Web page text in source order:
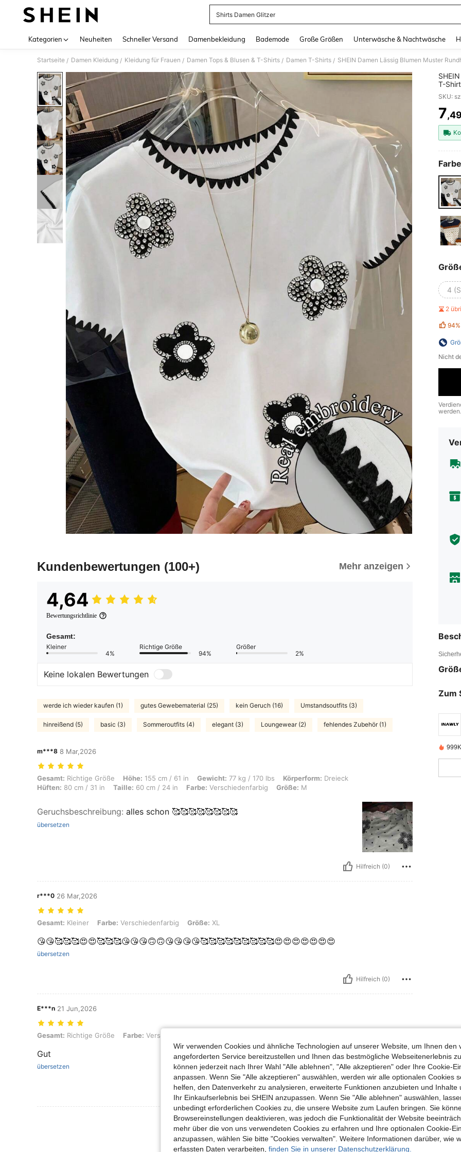
Shirts Damen Glitzer
Kategorien Neuheiten Schneller Versand Damenbekleidung Bademode Große Größen Unterwäsche & Nachtwäsche
Startseite / Damen Kleidung / Kleidung für Frauen / Damen Tops & Blusen & T-Shirts / Damen T-Shirts / SHEIN Damen Lässig Blumen Muster
Kundenbewertungen (100+) Mehr anzeigen
4,64
Bewertungsrichtlinie
Gesamt:
Kleiner
4%
Richtige Größe
94%
Größer
2%
Keine lokalen Bewertungen
werde ich wieder kaufen (1) gutes Gewebematerial (25) kein Geruch (16) Umstandsoutfits (3)
hinreißend (5) basic (3) Sommeroutfits (4) elegant (3) Loungewear (2) fehlendes Zubehör (1)
m***8 8 Mar,2026
Gesamt: Richtige Größe, Höhe: 155 cm / 61 in, Gewicht: 77 kg / 170 lbs, Körperform: Dreieck, Hüften: 80 cm / 31 in, Taille: 60 cm / 24 in, Farbe:
Gesamt: Richtige Größe Höhe: 155 cm / 61 in Gewicht: 77 kg / 170 lbs Körperform: Dreieck
Hüften: 80 cm / 31 in Taille: 60 cm / 24 in Farbe: Verschiedenfarbig Größe: M
Geruchsbeschreibung: alles schon 🥰🥰🥰🥰🥰🥰🥰🥰
übersetzen
Hilfreich (0)
r***0 26 Mar,2026
Gesamt: Kleiner, Farbe: Verschiedenfarbig, Größe: XL
Gesamt: Kleiner Farbe: Verschiedenfarbig Größe: XL
😘😘🥰🥰🥰😍😍🥰🥰🥰😘😘😘🙃🙃😘😘😘😘🥰🥰🥰🥰🥰🥰🥰🥰🥰😍😍😍😍😍😍😍
übersetzen
Hilfreich (0)
E***n 21 Jun,2026
Gesamt: Richtige Größe, Farbe: Verschiedenfarbig, Größe: S
Gesamt: Richtige Größe Farbe: Verschiedenfarbig
Gut
übersetzen
Hilfreich (0)
Mehr Bewertungen Ansehen
T-
7
4
2
94%
Nicht
werden.
Zum
Wir verwenden Cookies und ähnliche Technologien auf unserer Website, um Ihnen den
angeforderten Service bereitzustellen und Ihnen das bestmögliche Webseitenerlebnis
können jederzeit nach Ihrer Wahl "Alle ablehnen", "Alle akzeptieren" oder Ihre Cookie-
anpassen. Wenn Sie "Alle akzeptieren" auswählen, werden wir alle optionalen Cookies
helfen, den Datenverkehr zu analysieren, erweiterte Funktionen anzubieten und Inhalte
Ihr Einkaufserlebnis bei SHEIN anzupassen. Wenn Sie "Alle ablehnen" auswählen,
unbedingt erforderlichen Cookies zu, die unsere Website zum Laufen bringen. Sie
Browsereinstellungen deaktivieren, was jedoch die Funktionalität der Website
mehr über die von uns verwendeten Cookies zu erfahren und Ihre optionalen Cookie-
anzupassen, wählen Sie bitte "Cookies verwalten". Weitere Informationen darüber, wie
erfassten Daten verarbeiten, finden Sie in unserer Datenschutzerklärung.